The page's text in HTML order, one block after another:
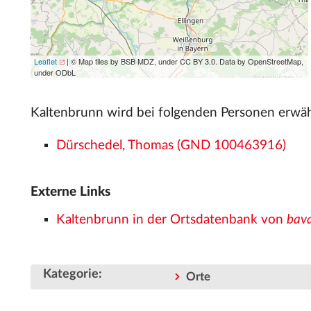
Leaflet
| © Map tiles by BSB MDZ, under CC BY 3.0. Data by OpenStreetMap,
under ODbL
Kaltenbrunn wird bei folgenden Personen
Dürschedel, Thomas (GND 100463916)
Externe Links
Kaltenbrunn in der Ortsdatenbank von
Kategorie: Orte